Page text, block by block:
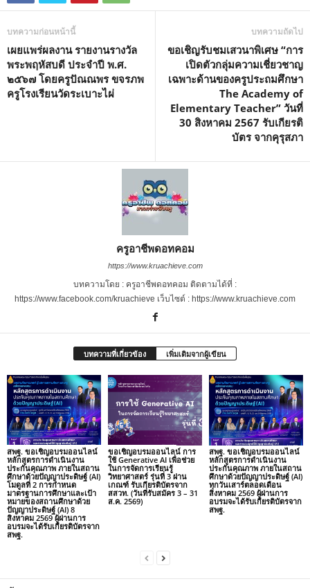
บทความก่อนหน้านี้
เผยแพร่ผลงาน รายงานรางวัล
พระพฤหัสบดี ประจำปี พ.ศ.
๒๕๖๗ โดยครูปัณณพร ขจรภพ
ครูโรงเรียนวัดระเบาะไผ่
บทความถัดไป
ขอเชิญรับชมเสวนาพิเศษ “การ
เปิดตัวกลุ่มความเชี่ยวชาญ
เฉพาะด้านของครูประถมศึกษา
The Academy of
Elementary Teacher” วันที่
30 สิงหาคม 2567 รับเกียรติ
บัตร จากคุรุสภา
ครูอาชีพดอทคอม
https://www.kruachieve.com
บทความโดย : ครูอาชีพดอทคอม ติดตามได้ที่ :
https://www.facebook.com/kruachieve เว็บไซต์ : https://www.kruachieve.com
บทความที่เกี่ยวข้อง เพิ่มเติมจากผู้เขียน
สพฐ. ขอเชิญอบรมออนไลน์
หลักสูตรการดำเนินงาน
ประกันคุณภาพ ภายในสถาน
ศึกษาด้วยปัญญาประดิษฐ์ (AI)
โมดูลที่ 2 การกำหนด
มาตรฐานการศึกษาและเป้า
หมายของสถานศึกษาด้วย
ปัญญาประดิษฐ์ (AI) 8
สิงหาคม 2569 ผู้ผ่านการ
อบรมจะได้รับเกียรติบัตรจาก
สพฐ.
ขอเชิญอบรมออนไลน์ การ
ใช้ Generative AI เพื่อช่วย
ในการจัดการเรียนรู้
วิทยาศาสตร์ รุ่นที่ 3 ผ่าน
เกณฑ์ รับเกียรติบัตรจาก
สสวท. (วันที่รับสมัคร 3 – 31
ส.ค. 2569)
สพฐ. ขอเชิญอบรมออนไลน์
หลักสูตรการดำเนินงาน
ประกันคุณภาพ ภายในสถาน
ศึกษาด้วยปัญญาประดิษฐ์ (AI)
ทุกวันเสาร์ตลอดเดือน
สิงหาคม 2569 ผู้ผ่านการ
อบรมจะได้รับเกียรติบัตรจาก
สพฐ.